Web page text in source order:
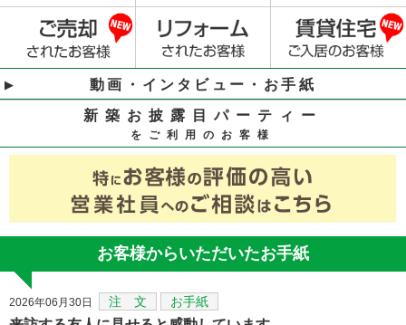
動画・インタビュー・お手紙
新築お披露目パーティー
をご利用のお客様
お客様からいただいたお手紙
2026年06月30日 注 文 お手紙